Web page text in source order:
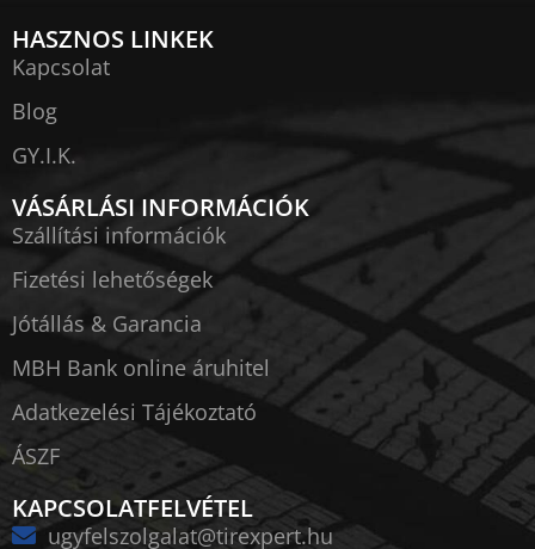
HASZNOS LINKEK
Kapcsolat
Blog
GY.I.K.
VÁSÁRLÁSI INFORMÁCIÓK
Szállítási információk
Fizetési lehetőségek
Jótállás & Garancia
MBH Bank online áruhitel
Adatkezelési Tájékoztató
ÁSZF
KAPCSOLATFELVÉTEL
ugyfelszolgalat@tirexpert.hu